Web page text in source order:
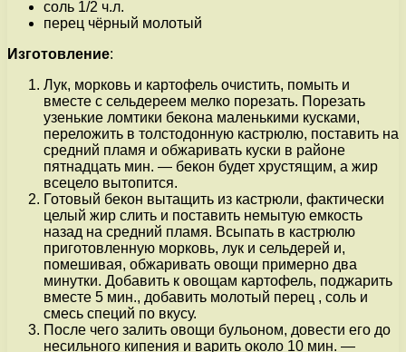
соль 1/2 ч.л.
перец чёрный молотый
Изготовление:
Лук, морковь и картофель очистить, помыть и
вместе с сельдереем мелко порезать. Порезать
узенькие ломтики бекона маленькими кусками,
переложить в толстодонную кастрюлю, поставить на
средний пламя и обжаривать куски в районе
пятнадцать мин. — бекон будет хрустящим, а жир
всецело вытопится.
Готовый бекон вытащить из кастрюли, фактически
целый жир слить и поставить немытую емкость
назад на средний пламя. Всыпать в кастрюлю
приготовленную морковь, лук и сельдерей и,
помешивая, обжаривать овощи примерно два
минутки. Добавить к овощам картофель, поджарить
вместе 5 мин., добавить молотый перец , соль и
смесь специй по вкусу.
После чего залить овощи бульоном, довести его до
несильного кипения и варить около 10 мин. —